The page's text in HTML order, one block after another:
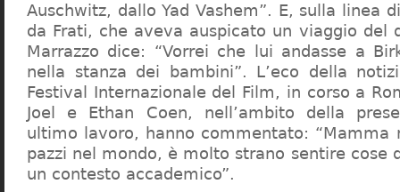
Auschwitz, dallo Yad Vashem”. E, sulla linea
da Frati, che aveva auspicato un viaggio del
Marrazzo dice: “Vorrei che lui andasse a
nella stanza dei bambini”. L’eco della
Festival Internazionale del Film, in corso a
Joel e Ethan Coen, nell’ambito della
ultimo lavoro, hanno commentato: “Mamma
pazzi nel mondo, è molto strano sentire cose
un contesto accademico”.